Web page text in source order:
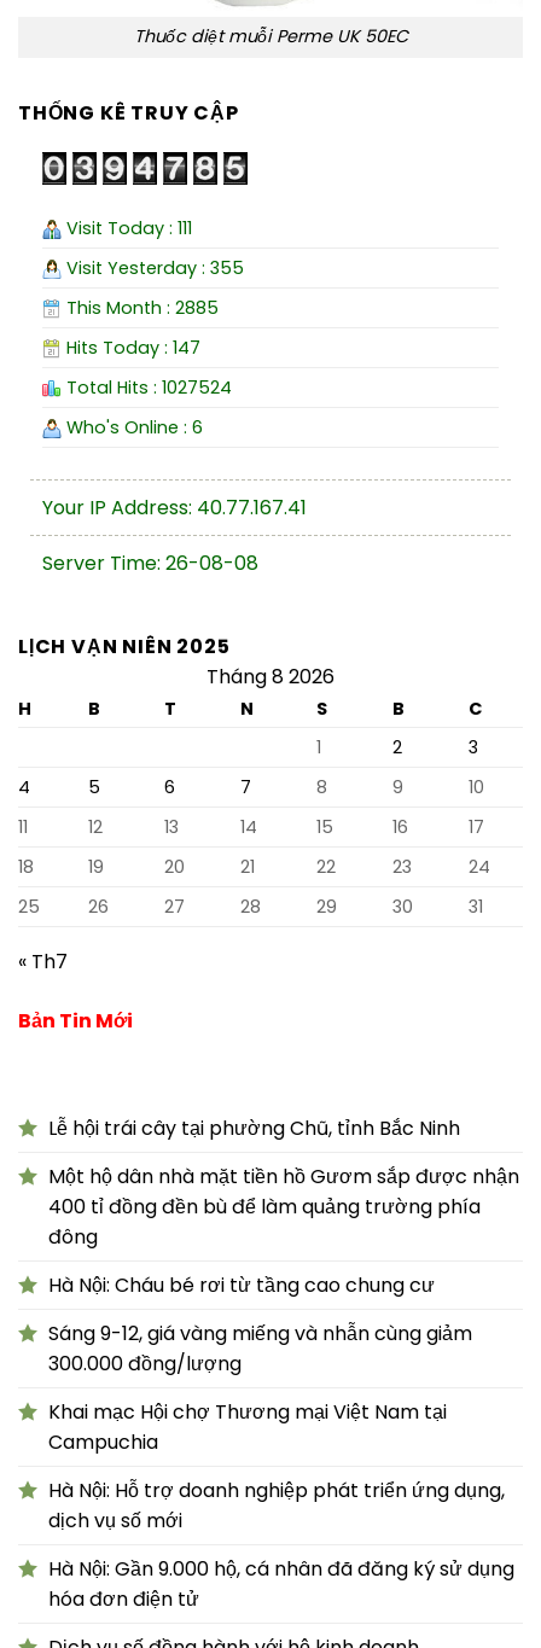
Thuốc diệt muỗi Perme UK 50EC
THỐNG KÊ TRUY CẬP
Visit Today : 111
Visit Yesterday : 355
This Month : 2885
Hits Today : 147
Total Hits : 1027524
Who's Online : 6
Your IP Address: 40.77.167.41
Server Time: 26-08-08
LỊCH VẠN NIÊN 2025
Tháng 8 2026
H B T N S B
C
1
2
3
4
5 6 7 8 9
10
11
12 13 14 15 16
17
18
19 20 21 22 23
24
25
26 27 28 29 30 31
« Th7
Bản Tin Mới
Lễ hội trái cây tại phường Chũ, tỉnh Bắc Ninh
Một hộ dân nhà mặt tiền hồ Gươm sắp được nhận
400 tỉ đồng đền bù để làm quảng trường phía
đông
Hà Nội: Cháu bé rơi từ tầng cao chung cư
Sáng 9-12, giá vàng miếng và nhẫn cùng giảm
300.000 đồng/lượng
Khai mạc Hội chợ Thương mại Việt Nam tại
Campuchia
Hà Nội: Hỗ trợ doanh nghiệp phát triển ứng dụng,
dịch vụ số mới
Hà Nội: Gần 9.000 hộ, cá nhân đã đăng ký sử dụng
hóa đơn điện tử